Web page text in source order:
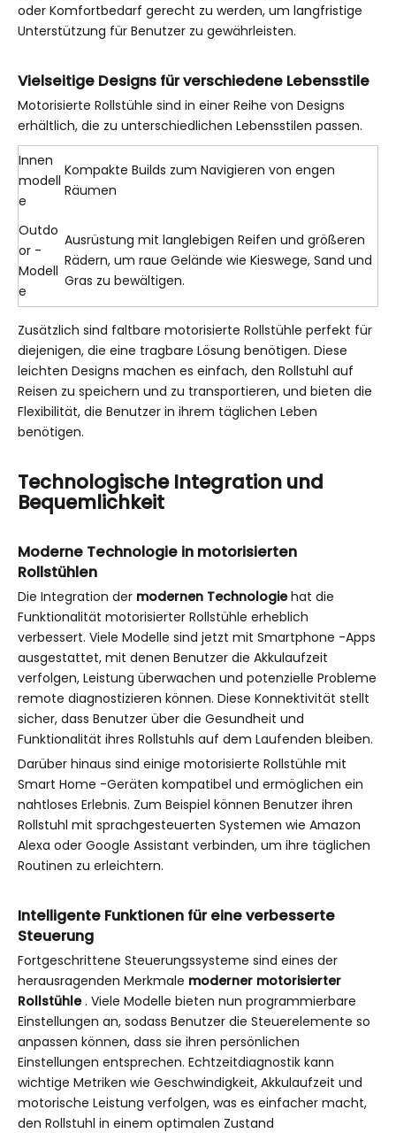
oder Komfortbedarf gerecht zu werden, um langfristige
Unterstützung für Benutzer zu gewährleisten.
Vielseitige Designs für verschiedene Lebensstile
Motorisierte Rollstühle sind in einer Reihe von Designs
erhältlich, die zu unterschiedlichen Lebensstilen passen.
Innen
modell
e
Kompakte Builds zum Navigieren von engen
Räumen
Outdo
or -
Modell
e
Ausrüstung mit langlebigen Reifen und größeren
Rädern, um raue Gelände wie Kieswege, Sand und
Gras zu bewältigen.
Zusätzlich sind faltbare motorisierte Rollstühle perfekt für
diejenigen, die eine tragbare Lösung benötigen. Diese
leichten Designs machen es einfach, den Rollstuhl auf
Reisen zu speichern und zu transportieren, und bieten die
Flexibilität, die Benutzer in ihrem täglichen Leben
benötigen.
Technologische Integration und
Bequemlichkeit
Moderne Technologie in motorisierten
Rollstühlen
Die Integration der modernen Technologiehat die
Funktionalität motorisierter Rollstühle erheblich
verbessert. Viele Modelle sind jetzt mit Smartphone -Apps
ausgestattet, mit denen Benutzer die Akkulaufzeit
verfolgen, Leistung überwachen und potenzielle Probleme
remote diagnostizieren können. Diese Konnektivität stellt
sicher, dass Benutzer über die Gesundheit und
Funktionalität ihres Rollstuhls auf dem Laufenden bleiben.
Darüber hinaus sind einige motorisierte Rollstühle mit
Smart Home -Geräten kompatibel und ermöglichen ein
nahtloses Erlebnis. Zum Beispiel können Benutzer ihren
Rollstuhl mit sprachgesteuerten Systemen wie Amazon
Alexa oder Google Assistant verbinden, um ihre täglichen
Routinen zu erleichtern.
Intelligente Funktionen für eine verbesserte
Steuerung
Fortgeschrittene Steuerungssysteme sind eines der
herausragenden Merkmale moderner motorisierter
Rollstühle. Viele Modelle bieten nun programmierbare
Einstellungen an, sodass Benutzer die Steuerelemente so
anpassen können, dass sie ihren persönlichen
Einstellungen entsprechen. Echtzeitdiagnostik kann
wichtige Metriken wie Geschwindigkeit, Akkulaufzeit und
motorische Leistung verfolgen, was es einfacher macht,
den Rollstuhl in einem optimalen Zustand